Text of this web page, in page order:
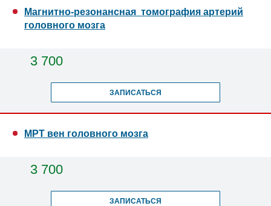
Магнитно-резонансная томография артерий
головного мозга
3 700
ЗАПИСАТЬСЯ
МРТ вен головного мозга
3 700
ЗАПИСАТЬСЯ